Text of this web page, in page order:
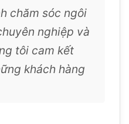
chăm sóc ngôi
nghiệp và
tôi cam kết
khách hàng